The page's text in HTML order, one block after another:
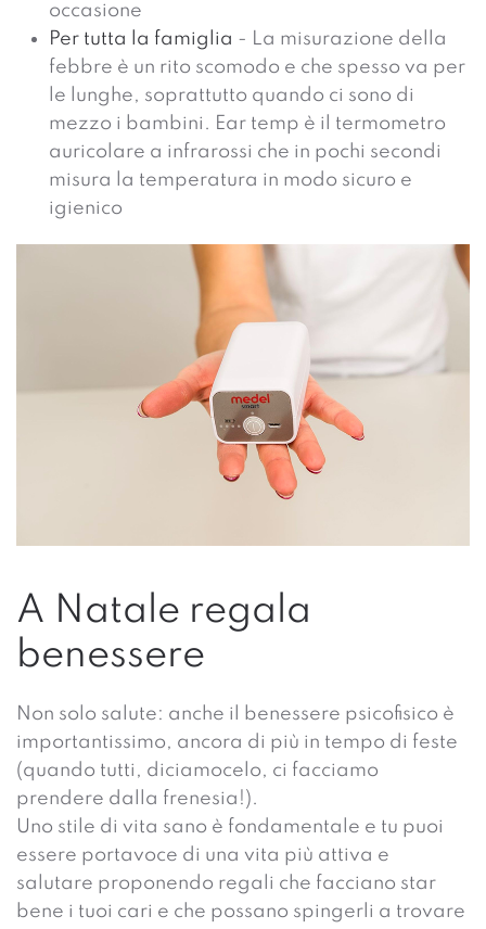
occasione
Per tutta la famiglia - La misurazione della
febbre è un rito scomodo e che spesso va per
le lunghe, soprattutto quando ci sono di
mezzo i bambini. Ear temp è il termometro
auricolare a infrarossi che in pochi secondi
misura la temperatura in modo sicuro e
igienico
A Natale regala
benessere
Non solo salute: anche il benessere psicofisico è
importantissimo, ancora di più in tempo di feste
(quando tutti, diciamocelo, ci facciamo
prendere dalla frenesia!).
Uno stile di vita sano è fondamentale e tu puoi
essere portavoce di una vita più attiva e
salutare proponendo regali che facciano star
bene i tuoi cari e che possano spingerli a trovare